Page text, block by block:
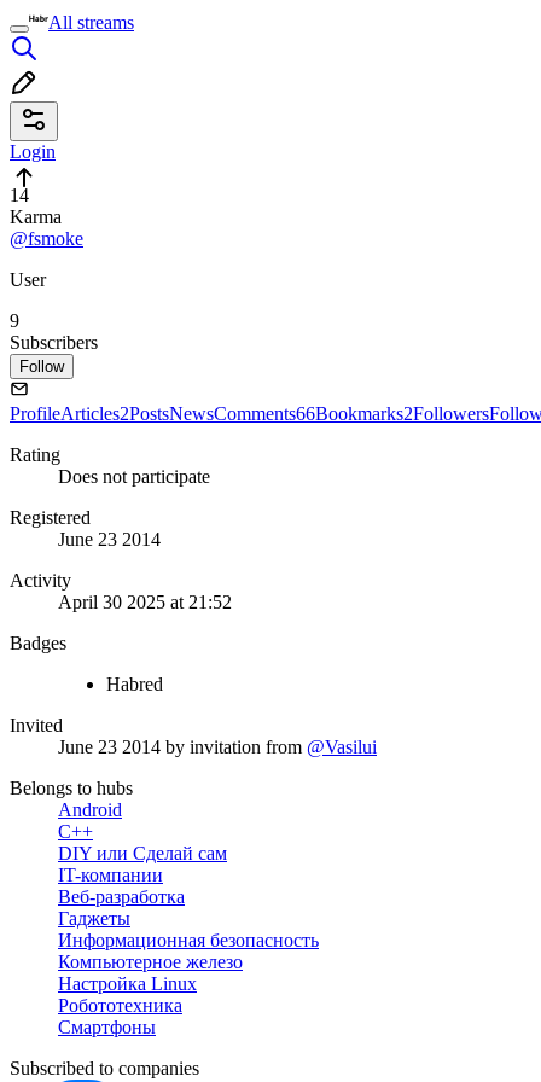
All streams
Login
14
Karma
@fsmoke
User
9
Subscribers
Follow
ProfileArticles2PostsNewsComments66Bookmarks2Followers
Rating
Does not participate
Registered
June 23 2014
Activity
April 30 2025 at 21:52
Badges
Habred
Invited
June 23 2014 by invitation from @Vasilui
Belongs to hubs
Android
C++
DIY или Сделай сам
IT-компании
Веб-разработка
Гаджеты
Информационная безопасность
Компьютерное железо
Настройка Linux
Робототехника
Смартфоны
Subscribed to companies